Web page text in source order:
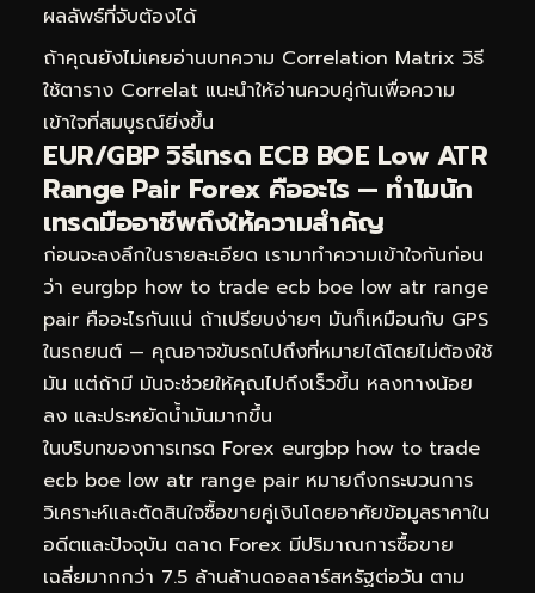
ผลลัพธ์ที่จับต้องได้
ถ้าคุณยังไม่เคยอ่านบทความ Correlation Matrix วิธี
ใช้ตาราง Correlat แนะนำให้อ่านควบคู่กันเพื่อความ
เข้าใจที่สมบูรณ์ยิ่งขึ้น
EUR/GBP วิธีเทรด ECB BOE Low ATR
Range Pair Forex คืออะไร — ทำไมนัก
เทรดมืออาชีพถึงให้ความสำคัญ
ก่อนจะลงลึกในรายละเอียด เรามาทำความเข้าใจกันก่อน
ว่า eurgbp how to trade ecb boe low atr range
pair คืออะไรกันแน่ ถ้าเปรียบง่ายๆ มันก็เหมือนกับ GPS
ในรถยนต์ — คุณอาจขับรถไปถึงที่หมายได้โดยไม่ต้องใช้
มัน แต่ถ้ามี มันจะช่วยให้คุณไปถึงเร็วขึ้น หลงทางน้อย
ลง และประหยัดน้ำมันมากขึ้น
ในบริบทของการเทรด Forex eurgbp how to trade
ecb boe low atr range pair หมายถึงกระบวนการ
วิเคราะห์และตัดสินใจซื้อขายคู่เงินโดยอาศัยข้อมูลราคาใน
อดีตและปัจจุบัน ตลาด Forex มีปริมาณการซื้อขาย
เฉลี่ยมากกว่า 7.5 ล้านล้านดอลลาร์สหรัฐต่อวัน ตาม